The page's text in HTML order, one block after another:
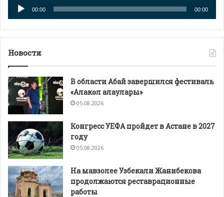
Аудиоплеер
00:00 00:00
Новости
В области Абай завершился фестиваль
«Алакөл алаулары»
05.08.2026
Конгресс УЕФА пройдет в Астане в 2027
году
05.08.2026
На мавзолее Узбекали Жанибекова
продолжаются реставрационные
работы